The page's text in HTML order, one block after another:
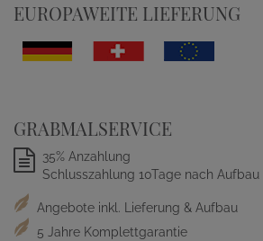
EUROPAWEITE LIEFERUNG
GRABMALSERVICE
35% Anzahlung
Schlusszahlung 10Tage nach Aufbau
Angebote inkl. Lieferung & Aufbau
5 Jahre Komplettgarantie